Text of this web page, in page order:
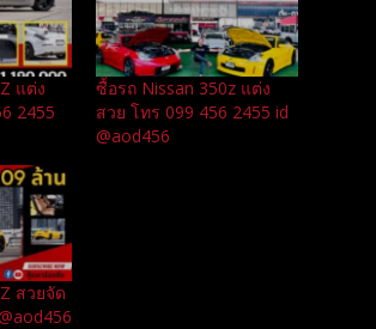
แต่ง
2455
ซื้อรถ Nissan 350z แต่ง
สวย โทร 099 456 2455 id
@aod456
สวยจัด